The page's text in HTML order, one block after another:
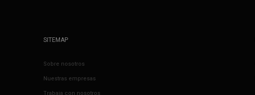
SITEMAP
Sobre nosotros
Nuestras empresas
Trabaja con nosotros